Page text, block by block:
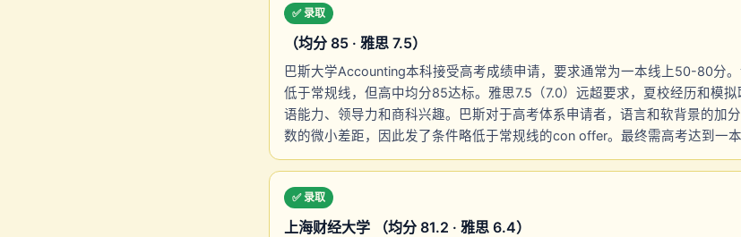
✅ 录取
（均分 85 · 雅思 7.5）
巴斯大学Accounting本科接受高考成绩申请，要求通常为一本线上50-80分
低于常规线，但高中均分85达标。雅思7.5（7.0）远超要求，夏校经历和模
语能力、领导力和商科兴趣。巴斯对于高考体系申请者，语言和软背景的加
数的微小差距，因此发了条件略低于常规线的con offer。最终需高考达到一
✅ 录取
上海财经大学 （均分 81.2 · 雅思 6.4）